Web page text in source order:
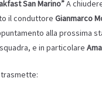
San Marino”A
il conduttore Gianmarco
alla prossima
e in particolare
trasmette: